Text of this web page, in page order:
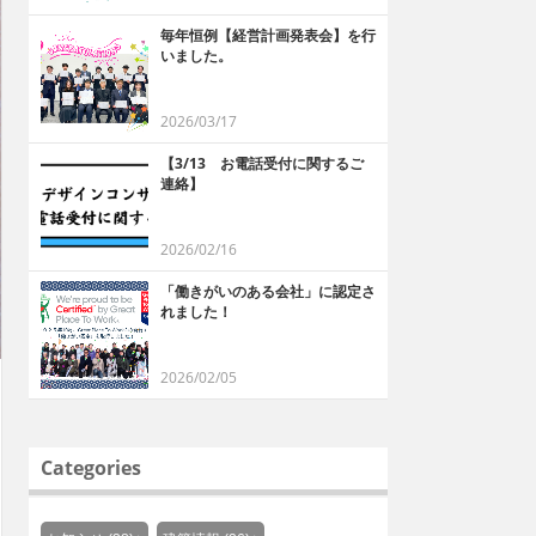
毎年恒例【経営計画発表会】を行
いました。
2026/03/17
【3/13 お電話受付に関するご
連絡】
2026/02/16
「働きがいのある会社」に認定さ
れました！
2026/02/05
Categories